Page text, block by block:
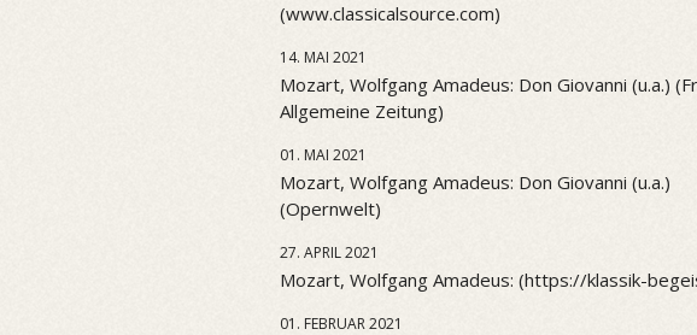
(www.classicalsource.com)
14. MAI 2021
Mozart, Wolfgang Amadeus: Don Giovanni (u.a.)
Allgemeine Zeitung)
01. MAI 2021
Mozart, Wolfgang Amadeus: Don Giovanni (u.a.)
(Opernwelt)
27. APRIL 2021
Mozart, Wolfgang Amadeus: (https://klassik-
01. FEBRUAR 2021